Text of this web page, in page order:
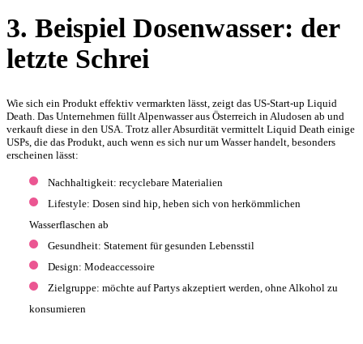
3. Beispiel Dosenwasser: der
letzte Schrei
Wie sich ein Produkt effektiv vermarkten lässt, zeigt das US-Start-up Liquid
Death. Das Unternehmen füllt Alpenwasser aus Österreich in Aludosen ab und
verkauft diese in den USA. Trotz aller Absurdität vermittelt Liquid Death einige
USPs, die das Produkt, auch wenn es sich nur um Wasser handelt, besonders
erscheinen lässt:
Nachhaltigkeit: recyclebare Materialien
Lifestyle: Dosen sind hip, heben sich von herkömmlichen
Wasserflaschen ab
Gesundheit: Statement für gesunden Lebensstil
Design: Modeaccessoire
Zielgruppe: möchte auf Partys akzeptiert werden, ohne Alkohol zu
konsumieren